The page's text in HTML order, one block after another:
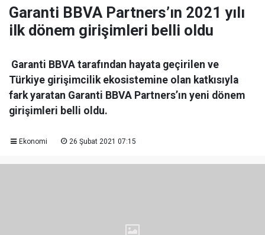
Garanti BBVA Partners’ın 2021 yılı
ilk dönem girişimleri belli oldu
Garanti BBVA tarafından hayata geçirilen ve
Türkiye girişimcilik ekosistemine olan katkısıyla
fark yaratan Garanti BBVA Partners’ın yeni dönem
girişimleri belli oldu.
Ekonomi 26 Şubat 2021 07:15